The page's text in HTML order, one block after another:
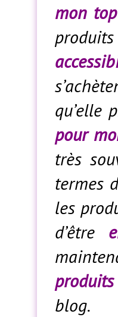
mon
qu’elle
pour
très
termes
les
d’être
produits
blog.